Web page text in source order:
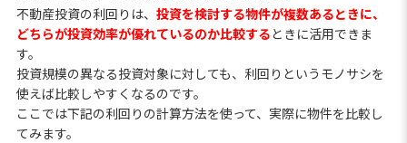
不動産投資の利回りは、 投資を検討する物件が複数あるときに、
どちらが投資効率が優れているのか比較するときに活用できま
す。
投資規模の異なる投資対象に対しても、利回りというモノサシを
使えば比較しやすくなるのです。
ここでは下記の利回りの計算方法を使って、実際に物件を比較し
てみます。